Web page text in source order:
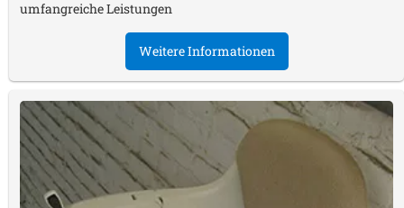
umfangreiche Leistungen
Weitere Informationen